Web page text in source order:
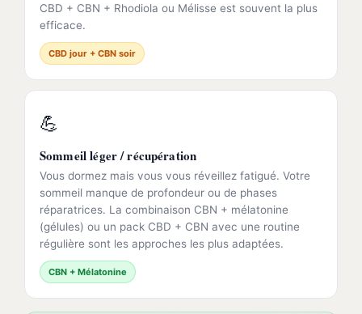
CBD + CBN + Rhodiola ou Mélisse est souvent la plus
efficace.
CBD jour + CBN soir
💪
Sommeil léger / récupération
Vous dormez mais vous vous réveillez fatigué. Votre
sommeil manque de profondeur ou de phases
réparatrices. La combinaison CBN + mélatonine
(gélules) ou un pack CBD + CBN avec une routine
régulière sont les approches les plus adaptées.
CBN + Mélatonine